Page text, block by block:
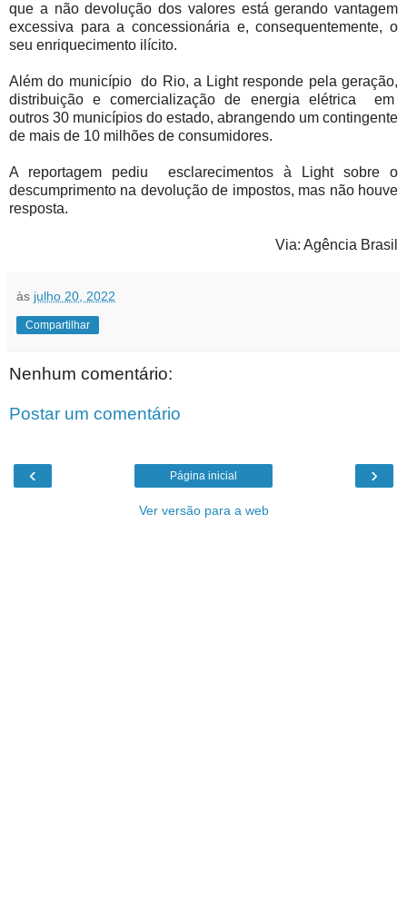
que a não devolução dos valores está gerando vantagem
excessiva para a concessionária e, consequentemente, o
seu enriquecimento ilícito.
Além do município do Rio, a Light responde pela geração,
distribuição e comercialização de energia elétrica em
outros 30 municípios do estado, abrangendo um contingente
de mais de 10 milhões de consumidores.
A reportagem pediu esclarecimentos à Light sobre o
descumprimento na devolução de impostos, mas não houve
resposta.
Via: Agência Brasil
às julho 20, 2022
Compartilhar
Nenhum comentário:
Postar um comentário
‹ ›
Página inicial
Ver versão para a web